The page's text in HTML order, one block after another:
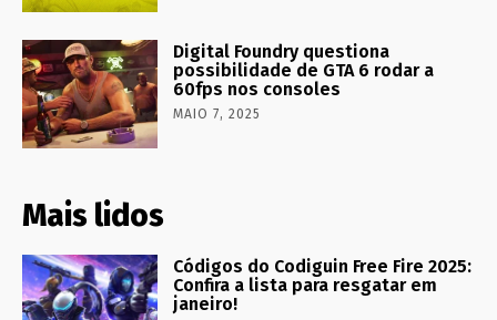
Digital Foundry questiona
possibilidade de GTA 6 rodar a
60fps nos consoles
MAIO 7, 2025
Mais lidos
Códigos do Codiguin Free Fire 2025:
Confira a lista para resgatar em
janeiro!